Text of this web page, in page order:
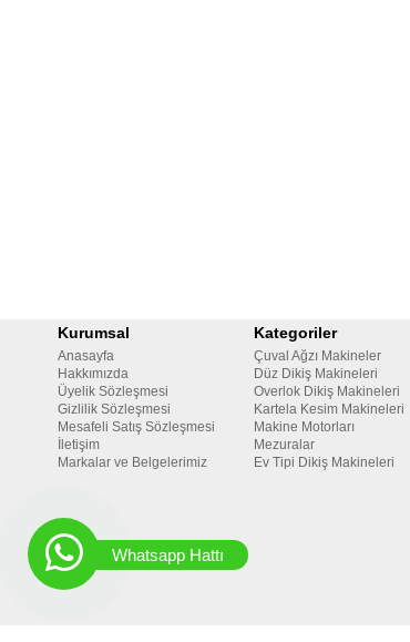
Kurumsal
Anasayfa
Hakkımızda
Üyelik Sözleşmesi
Gizlilik Sözleşmesi
Mesafeli Satış Sözleşmesi
İletişim
Markalar ve Belgelerimiz
Kategoriler
Çuval Ağzı Makineler
Düz Dikiş Makineleri
Overlok Dikiş Makineleri
Kartela Kesim Makineleri
Makine Motorları
Mezuralar
Ev Tipi Dikiş Makineleri
Whatsapp Hattı